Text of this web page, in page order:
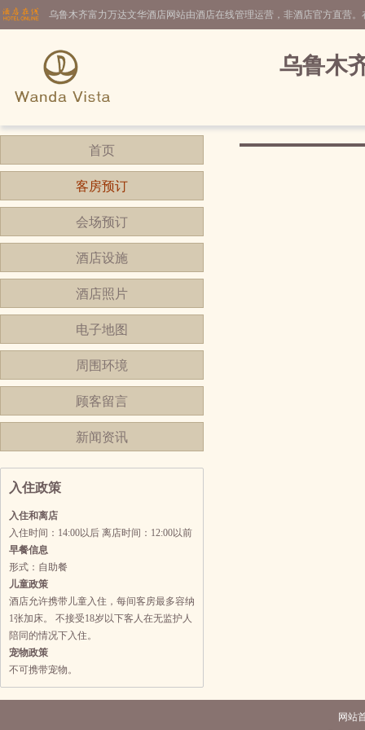
乌鲁木齐富力万达文华酒店网站由酒店在线管理运营，非酒店官方直营
乌鲁木
首页
客房预订
会场预订
酒店设施
酒店照片
电子地图
周围环境
顾客留言
新闻资讯
入住政策
入住和离店
入住时间：14:00以后 离店时间：12:00以前
早餐信息
形式：自助餐
儿童政策
酒店允许携带儿童入住，每间客房最多容纳
1张加床。 不接受18岁以下客人在无监护人
陪同的情况下入住。
宠物政策
不可携带宠物。
网站